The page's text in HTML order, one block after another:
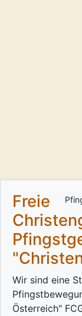
Freie
Wir sind eine
Österreich"